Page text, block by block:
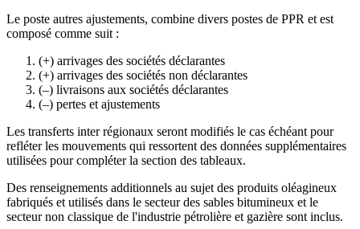
Le poste autres ajustements, combine divers postes de PPR et est
composé comme suit :
(+) arrivages des sociétés déclarantes
(+) arrivages des sociétés non déclarantes
(–) livraisons aux sociétés déclarantes
(–) pertes et ajustements
Les transferts inter régionaux seront modifiés le cas échéant pour
refléter les mouvements qui ressortent des données supplémentaires
utilisées pour compléter la section des tableaux.
Des renseignements additionnels au sujet des produits oléagineux
fabriqués et utilisés dans le secteur des sables bitumineux et le
secteur non classique de l'industrie pétrolière et gazière sont inclus.